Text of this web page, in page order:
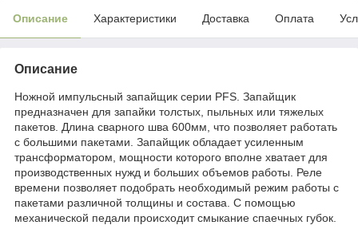
Описание Характеристики Доставка Оплата
Описание
Ножной импульсный запайщик серии PFS. Запайщик
предназначен для запайки толстых, пыльных или тяжелых
пакетов. Длина сварного шва 600мм, что позволяет работать
с большими пакетами. Запайщик обладает усиленным
трансформатором, мощности которого вполне хватает для
производственных нужд и больших объемов работы. Реле
времени позволяет подобрать необходимый режим работы с
пакетами различной толщины и состава. С помощью
механической педали происходит смыкание спаечных губок.